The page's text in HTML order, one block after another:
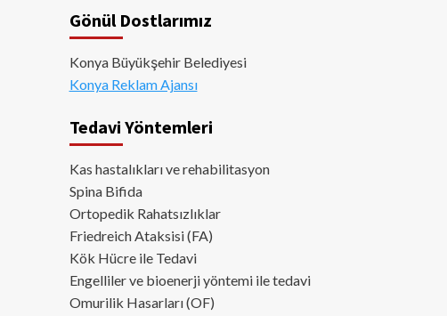
Gönül Dostlarımız
Konya Büyükşehir Belediyesi
Konya Reklam Ajansı
Tedavi Yöntemleri
Kas hastalıkları ve rehabilitasyon
Spina Bifida
Ortopedik Rahatsızlıklar
Friedreich Ataksisi (FA)
Kök Hücre ile Tedavi
Engelliler ve bioenerji yöntemi ile tedavi
Omurilik Hasarları (OF)